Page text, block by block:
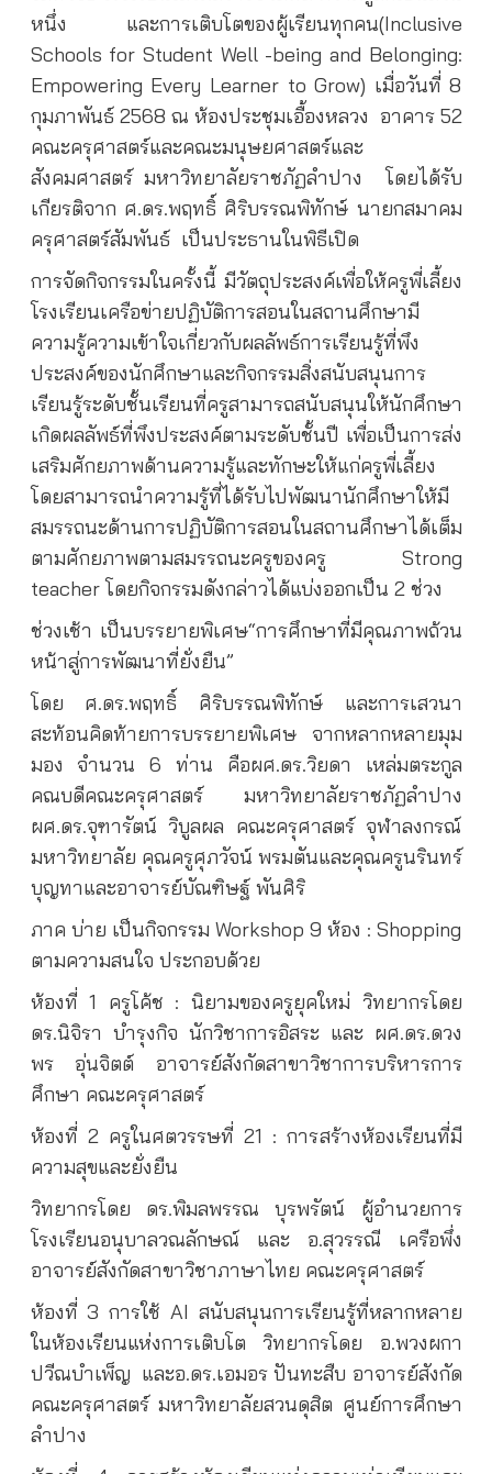
หนึ่ง และการเติบโตของผู้เรียนทุกคน(Inclusive
Schools for Student Well -being and Belonging:
Empowering Every Learner to Grow) เมื่อวันที่ 8
กุมภาพันธ์ 2568 ณ ห้องประชุมเอื้องหลวง อาคาร 52
คณะครุศาสตร์และคณะมนุษยศาสตร์และ
สังคมศาสตร์ มหาวิทยาลัยราชภัฏลำปาง
โดยได้รับ
เกียรติจาก ศ.ดร.พฤทธิ์ ศิริบรรณพิทักษ์ นายกสมาคม
ครุศาสตร์สัมพันธ์ เป็นประธานในพิธีเปิด
การจัดกิจกรรมในครั้งนี้ มีวัตถุประสงค์เพื่อให้ครูพี่เลี้ยง
โรงเรียนเครือข่ายปฏิบัติการสอนในสถานศึกษามี
ความรู้ความเข้าใจเกี่ยวกับผลลัพธ์การเรียนรู้ที่พึง
ประสงค์ของนักศึกษาและกิจกรรมสิ่งสนับสนุนการ
เรียนรู้ระดับชั้นเรียนที่ครูสามารถสนับสนุนให้นักศึกษา
เกิดผลลัพธ์ที่พึงประสงค์ตามระดับชั้นปี เพื่อเป็นการส่ง
เสริมศักยภาพด้านความรู้และทักษะให้แก่ครูพี่เลี้ยง
โดยสามารถนำความรู้ที่ได้รับไปพัฒนานักศึกษาให้มี
สมรรถนะด้านการปฏิบัติการสอนในสถานศึกษาได้เต็ม
ตามศักยภาพตามสมรรถนะครูของครู Strong
teacher โดยกิจกรรมดังกล่าวได้แบ่งออกเป็น 2 ช่วง
ช่วงเช้า เป็นบรรยายพิเศษ“การศึกษาที่มีคุณภาพถ้วน
หน้าสู่การพัฒนาที่ยั่งยืน”
โดย ศ.ดร.พฤทธิ์ ศิริบรรณพิทักษ์ และการเสวนา
สะท้อนคิดท้ายการบรรยายพิเศษ จากหลากหลายมุม
มอง จำนวน 6 ท่าน คือผศ.ดร.วิยดา เหล่มตระกูล
คณบดีคณะครุศาสตร์ มหาวิทยาลัยราชภัฏลำปาง
ผศ.ดร.จุฑารัตน์ วิบูลผล คณะครุศาสตร์ จุฬาลงกรณ์
มหาวิทยาลัย คุณครูศุภวัจน์ พรมตันและคุณครูนรินทร์
บุญทาและอาจารย์บัณฑิษฐ์ พันศิริ
ภาค บ่าย เป็นกิจกรรม Workshop 9 ห้อง : Shopping
ตามความสนใจ ประกอบด้วย
ห้องที่ 1 ครูโค้ช : นิยามของครูยุคใหม่ วิทยากรโดย
ดร.นิจิรา บำรุงกิจ นักวิชาการอิสระ และ ผศ.ดร.ดวง
พร อุ่นจิตต์ อาจารย์สังกัดสาขาวิชาการบริหารการ
ศึกษา คณะครุศาสตร์
ห้องที่ 2 ครูในศตวรรษที่ 21 : การสร้างห้องเรียนที่มี
ความสุขและยั่งยืน
วิทยากรโดย ดร.พิมลพรรณ บุรพรัตน์ ผู้อำนวยการ
โรงเรียนอนุบาลวณลักษณ์ และ อ.สุวรรณี เครือพึ่ง
อาจารย์สังกัดสาขาวิชาภาษาไทย คณะครุศาสตร์
ห้องที่ 3 การใช้ AI สนับสนุนการเรียนรู้ที่หลากหลาย
ในห้องเรียนแห่งการเติบโต วิทยากรโดย อ.พวงผกา
ปวีณบำเพ็ญ และอ.ดร.เอมอร ปันทะสืบ อาจารย์สังกัด
คณะครุศาสตร์ มหาวิทยาลัยสวนดุสิต ศูนย์การศึกษา
ลำปาง